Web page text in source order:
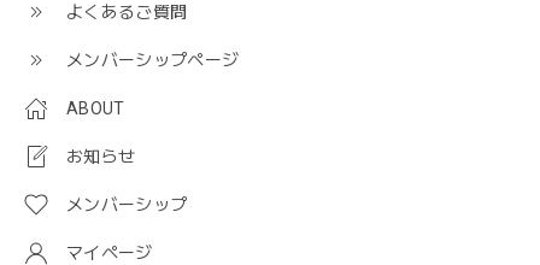
よくあるご質問
メンバーシップページ
ABOUT
お知らせ
メンバーシップ
マイページ